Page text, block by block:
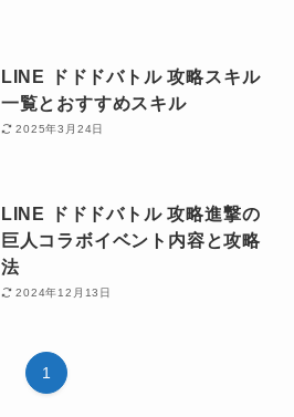
LINE ドドドバトル 攻略スキル
一覧とおすすめスキル
2025年3月24日
LINE ドドドバトル 攻略進撃の
巨人コラボイベント内容と攻略
法
2024年12月13日
1